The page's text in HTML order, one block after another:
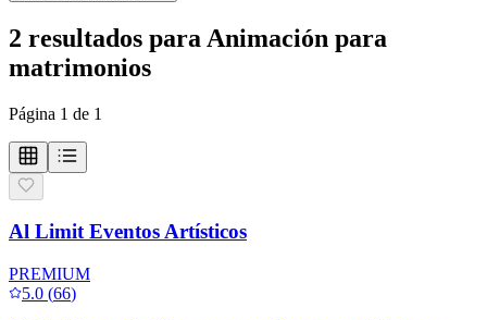
2 resultados para Animación para
matrimonios
Página 1 de 1
Al Limit Eventos Artísticos
PREMIUM
5.0 (66)